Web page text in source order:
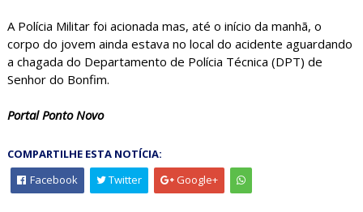
A Polícia Militar foi acionada mas, até o início da manhã, o
corpo do jovem ainda estava no local do acidente aguardando
a chagada do Departamento de Polícia Técnica (DPT) de
Senhor do Bonfim.
Portal Ponto Novo
COMPARTILHE ESTA NOTÍCIA:
Facebook
Twitter Google+